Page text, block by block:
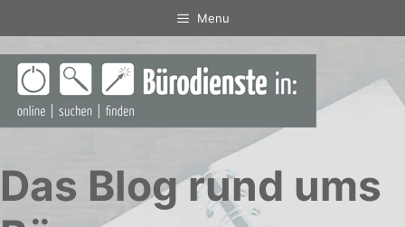
Inhalt
springen
Menu
Das Blog rund ums